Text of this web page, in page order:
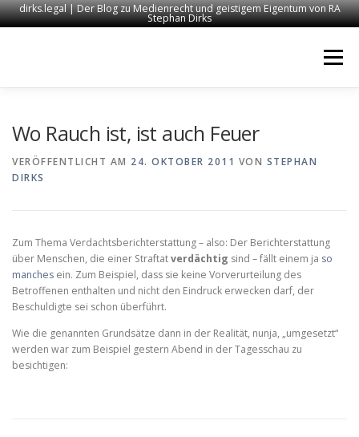
dirks.legal | Der Blog zu Medienrecht und geistigem Eigentum von RA
Stephan Dirks
Menü
MEDIEN
Wo Rauch ist, ist auch Feuer
VERÖFFENTLICHT AM 24. OKTOBER 2011 VON STEPHAN
DIRKS
Zum Thema Verdachtsberichterstattung – also: Der Berichterstattung
über Menschen, die einer Straftatverdächtig sind – fällt einem ja so
manches ein. Zum Beispiel, dass sie keine Vorverurteilung des
Betroffenen enthalten und nicht den Eindruck erwecken darf, der
Beschuldigte sei schon überführt.
Wie die genannten Grundsätze dann in der Realität, nunja, „umgesetzt“
werden war zum Beispiel gestern Abend in der Tagesschau zu
besichtigen: